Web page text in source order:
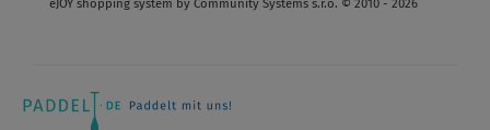
eJOY shopping system by Community Systems s.r.o. © 2010 - 2026